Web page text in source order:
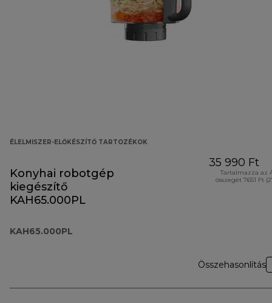
ÉLELMISZER-ELŐKÉSZÍTŐ TARTOZÉKOK
Konyhai robotgép
kiegészítő
KAH65.000PL
KAH65.000PL
35 990 Ft
Tartalmazza az
összegét 7651 Ft
Összehasonlítás